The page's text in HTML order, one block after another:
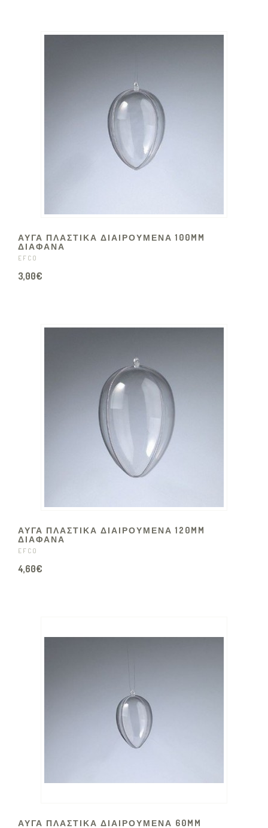
ΑΥΓΑ ΠΛΑΣΤΙΚΑ ΔΙΑΙΡΟΥΜΕΝΑ 100MM
ΔΙΑΦΑΝΑ
EFCO
3,00€
ΑΥΓΑ ΠΛΑΣΤΙΚΑ ΔΙΑΙΡΟΥΜΕΝΑ 120MM
ΔΙΑΦΑΝΑ
EFCO
4,60€
ΑΥΓΑ ΠΛΑΣΤΙΚΑ ΔΙΑΙΡΟΥΜΕΝΑ 60MM